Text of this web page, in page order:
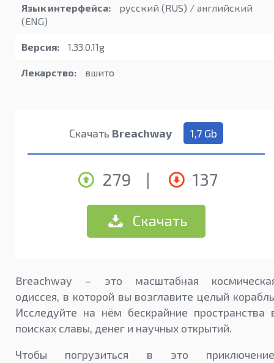
Язык интерфейса:
русский (RUS) / английский
(ENG)
Версия: 1.33.0.11g
Лекарство: вшито
Скачать Breachway 1,7 Gb
279 | 137
Скачать
Breachway – это масштабная
одиссея, в которой вы возглавите целый
Исследуйте на нём бескрайние пространства
поисках славы, денег и научных открытий.
Чтобы погрузиться в это